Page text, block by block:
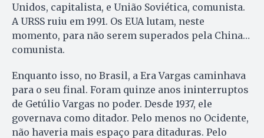
Unidos, capitalista, e União Soviética, comunista.
A URSS ruiu em 1991. Os EUA lutam, neste
momento, para não serem superados pela China…
comunista.
Enquanto isso, no Brasil, a Era Vargas caminhava
para o seu final. Foram quinze anos ininterruptos
de Getúlio Vargas no poder. Desde 1937, ele
governava como ditador. Pelo menos no Ocidente,
não haveria mais espaço para ditaduras. Pelo